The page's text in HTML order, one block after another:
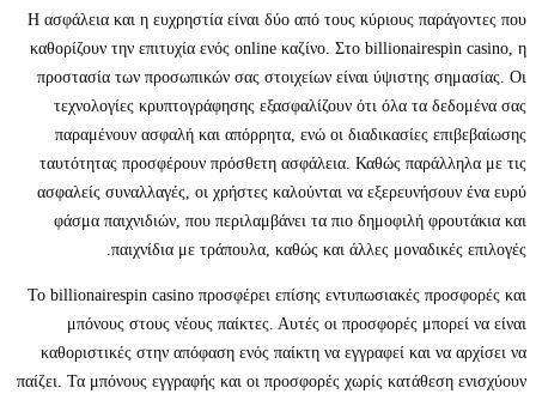
Η ασφάλεια και η ευχρηστία είναι δύο από τους κύριους παράγοντες που
καθορίζουν την επιτυχία ενός online καζίνο. Στο billionairespin casino, η
προστασία των προσωπικών σας στοιχείων είναι ύψιστης σημασίας. Οι
τεχνολογίες κρυπτογράφησης εξασφαλίζουν ότι όλα τα δεδομένα σας
παραμένουν ασφαλή και απόρρητα, ενώ οι διαδικασίες επιβεβαίωσης
ταυτότητας προσφέρουν πρόσθετη ασφάλεια. Καθώς παράλληλα με τις
ασφαλείς συναλλαγές, οι χρήστες καλούνται να εξερευνήσουν ένα ευρύ
φάσμα παιχνιδιών, που περιλαμβάνει τα πιο δημοφιλή φρουτάκια και
παιχνίδια με τράπουλα, καθώς και άλλες μοναδικές επιλογές.
Το billionairespin casino προσφέρει επίσης εντυπωσιακές προσφορές και
μπόνους στους νέους παίκτες. Αυτές οι προσφορές μπορεί να είναι
καθοριστικές στην απόφαση ενός παίκτη να εγγραφεί και να αρχίσει να
παίζει. Τα μπόνους εγγραφής και οι προσφορές χωρίς κατάθεση ενισχύουν